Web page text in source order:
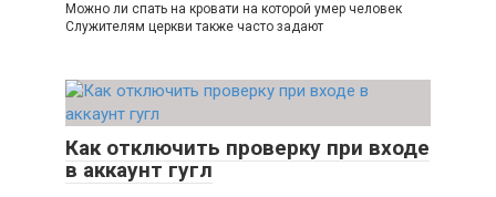
Можно ли спать на кровати на которой умер человек
Служителям церкви также часто задают
Как отключить проверку при входе
в аккаунт гугл